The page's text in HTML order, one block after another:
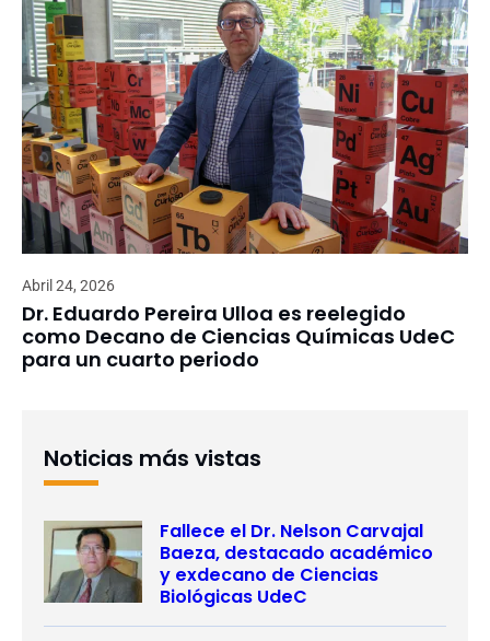
Abril 24, 2026
Dr. Eduardo Pereira Ulloa es reelegido
como Decano de Ciencias Químicas UdeC
para un cuarto periodo
Noticias más vistas
Fallece el Dr. Nelson Carvajal
Baeza, destacado académico
y exdecano de Ciencias
Biológicas UdeC